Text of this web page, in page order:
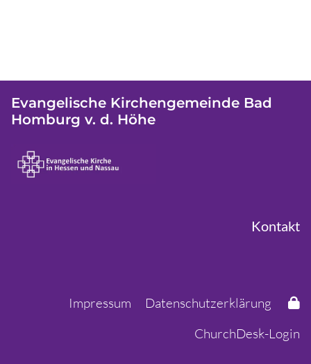
Evangelische Kirchengemeinde Bad
Homburg v. d. Höhe
Kontakt
Impressum
Datenschutzerklärung
ChurchDesk-Login